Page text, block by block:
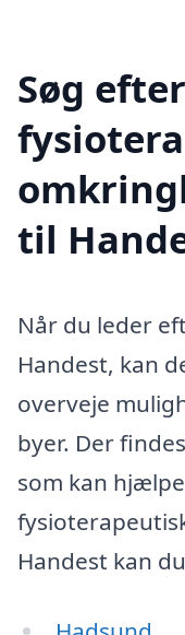
Søg
til
Når du leder
Handest, kan
overveje
byer. Der
som kan
Handest kan